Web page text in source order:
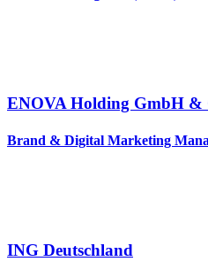
ENOVA Holding GmbH &
Brand & Digital Marketing
ING Deutschland